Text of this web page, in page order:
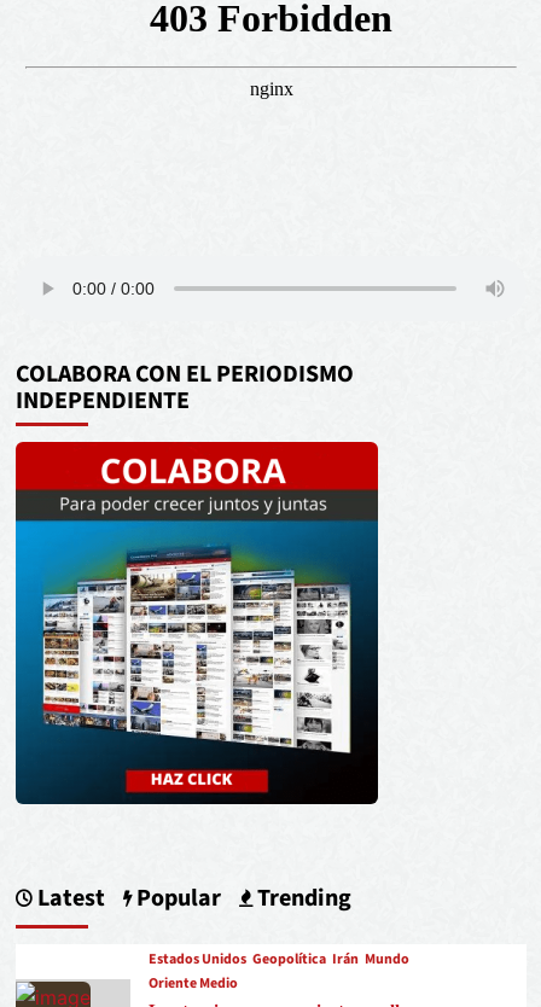
COLABORA CON EL PERIODISMO
INDEPENDIENTE
Latest Popular Trending
Estados Unidos Geopolítica Irán Mundo
Oriente Medio